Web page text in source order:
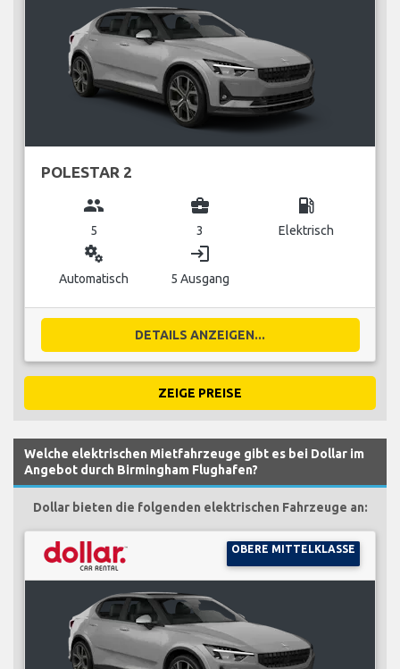
POLESTAR 2
group
5
business_center
3
local_gas_station
Elektrisch
miscellaneous_services
Automatisch
login
5 Ausgang
DETAILS ANZEIGEN...
ZEIGE PREISE
Welche elektrischen Mietfahrzeuge gibt es bei Dollar im
Angebot durch Birmingham Flughafen?
Dollar bieten die folgenden elektrischen Fahrzeuge an:
OBERE MITTELKLASSE